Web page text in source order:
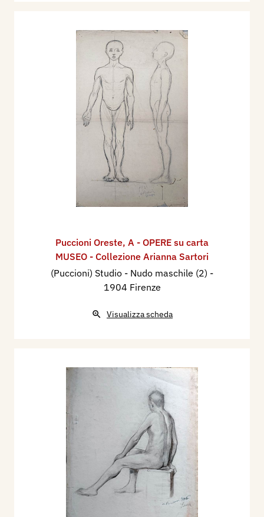
Puccioni Oreste, A - OPERE su carta
MUSEO - Collezione Arianna Sartori
(Puccioni) Studio - Nudo maschile (2) -
1904 Firenze
Visualizza scheda